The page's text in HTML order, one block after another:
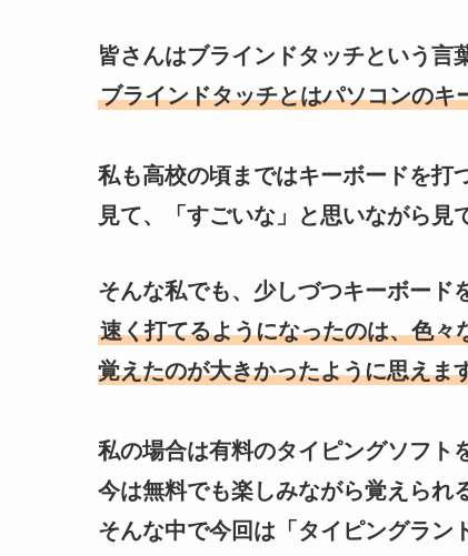
皆さんはブラインドタッチという言
ブラインドタッチとはパソコンの
私も高校の頃まではキーボードを打
見て、「すごいな」と思いながら見
そんな私でも、少しづつキーボード
速く打てるようになったのは、色々
覚えたのが大きかったように思えま
私の場合は有料のタイピングソフト
今は無料でも楽しみながら覚えられ
そんな中で今回は「タイピングラン